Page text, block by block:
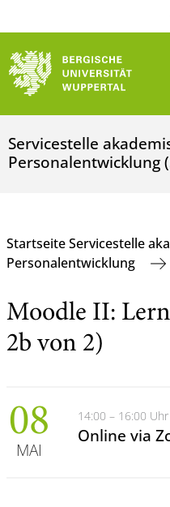
Servicestelle
Personalentwicklung
Startseite Servicestelle
Personalentwicklung
Moodle II:
2b von 2)
08
MAI
14:00 – 16:00 Uhr
Online via